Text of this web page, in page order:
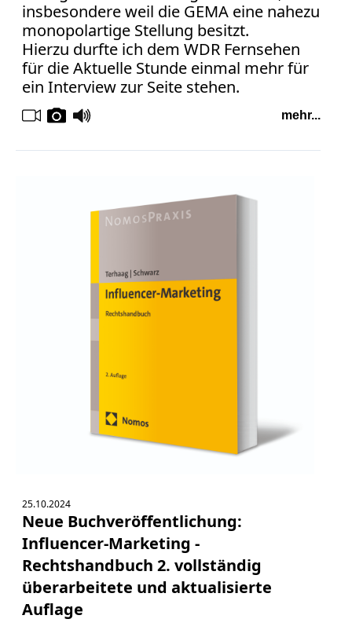
insbesondere weil die GEMA eine nahezu
monopolartige Stellung besitzt.
Hierzu durfte ich dem WDR Fernsehen
für die Aktuelle Stunde einmal mehr für
ein Interview zur Seite stehen.
mehr...
25.10.2024
Neue Buchveröffentlichung:
Influencer-Marketing -
Rechtshandbuch 2. vollständig
überarbeitete und aktualisierte
Auflage